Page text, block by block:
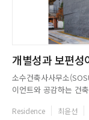
개별성과 보편
소수건축사사무소
이언트와 공감하는 건
소수건축사사무소는
Residence 최윤선